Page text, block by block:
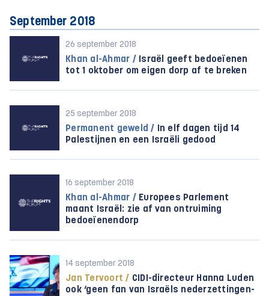
September 2018
26 september 2018
Khan al-Ahmar / Israël geeft bedoeïenen
tot 1 oktober om eigen dorp af te breken
25 september 2018
Permanent geweld / In elf dagen tijd 14
Palestijnen en een Israëli gedood
16 september 2018
Khan al-Ahmar / Europees Parlement
maant Israël: zie af van ontruiming
bedoeïenendorp
14 september 2018
Jan Tervoort / CIDI-directeur Hanna Luden
ook ‘geen fan van Israëls neder­zettingen­